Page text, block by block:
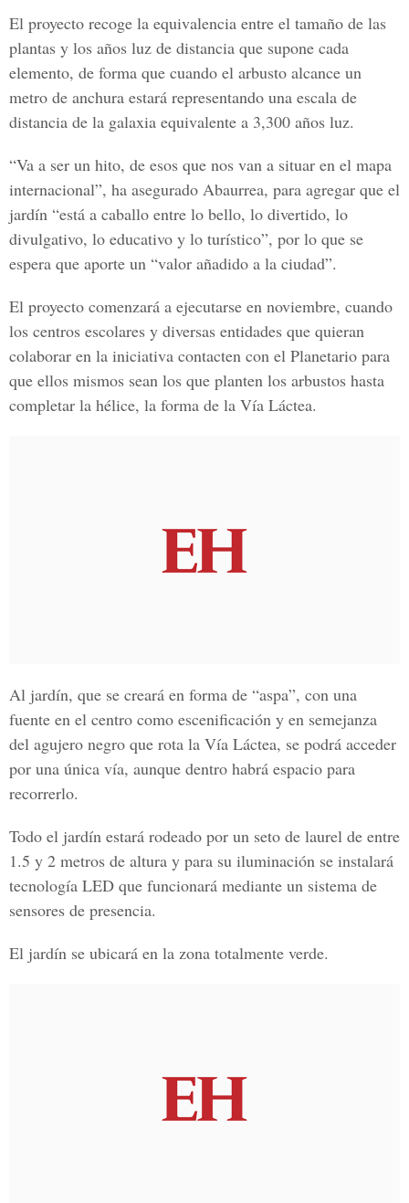
El proyecto recoge la equivalencia entre el tamaño de las
plantas y los años luz de distancia que supone cada
elemento, de forma que cuando el arbusto alcance un
metro de anchura estará representando una escala de
distancia de la galaxia equivalente a 3,300 años luz.
“Va a ser un hito, de esos que nos van a situar en el mapa
internacional”, ha asegurado Abaurrea, para agregar que el
jardín “está a caballo entre lo bello, lo divertido, lo
divulgativo, lo educativo y lo turístico”, por lo que se
espera que aporte un “valor añadido a la ciudad”.
El proyecto comenzará a ejecutarse en noviembre, cuando
los centros escolares y diversas entidades que quieran
colaborar en la iniciativa contacten con el Planetario para
que ellos mismos sean los que planten los arbustos hasta
completar la hélice, la forma de la Vía Láctea.
Al jardín, que se creará en forma de “aspa”, con una
fuente en el centro como escenificación y en semejanza
del agujero negro que rota la Vía Láctea, se podrá acceder
por una única vía, aunque dentro habrá espacio para
recorrerlo.
Todo el jardín estará rodeado por un seto de laurel de entre
1.5 y 2 metros de altura y para su iluminación se instalará
tecnología LED que funcionará mediante un sistema de
sensores de presencia.
El jardín se ubicará en la zona totalmente verde.